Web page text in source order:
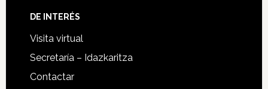
DE INTERÉS
Visita virtual
Secretaría – Idazkaritza
Contactar